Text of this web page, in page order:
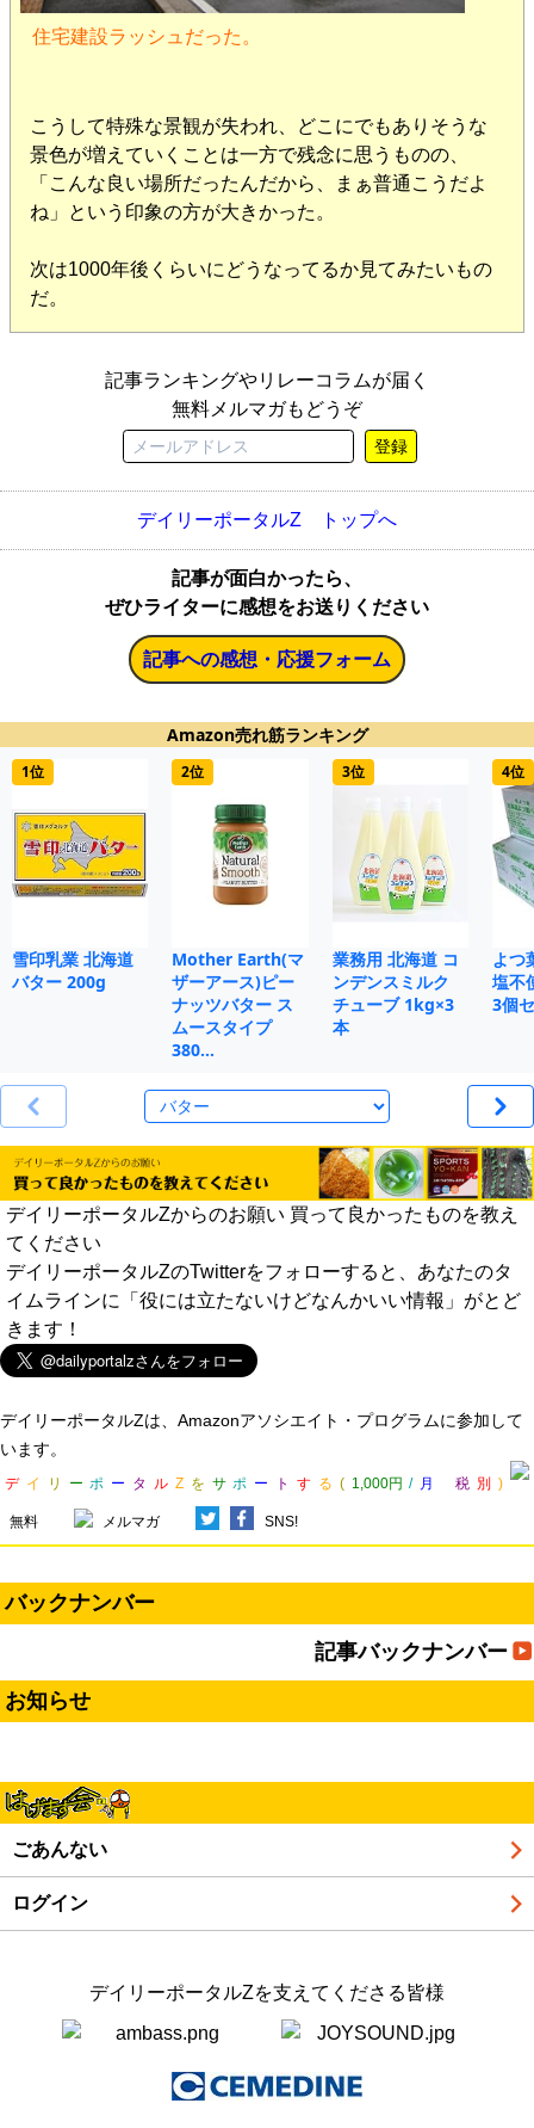
住宅建設ラッシュだった。
こうして特殊な景観が失われ、どこにでもありそうな
景色が増えていくことは一方で残念に思うものの、
「こんな良い場所だったんだから、まぁ普通こうだよ
ね」という印象の方が大きかった。
次は1000年後くらいにどうなってるか見てみたいもの
だ。
記事ランキングやリレーコラムが届く
無料メルマガもどうぞ
登録
デイリーポータルZ トップへ
記事が面白かったら、
ぜひライターに感想をお送りください
記事への感想・応援フォーム
Amazon売れ筋ランキング
1位
雪印乳業 北海道
バター 200g
2位
Mother Earth(マ
ザーアース)ピー
ナッツバター ス
ムースタイプ
380…
3位
業務用 北海道 コ
ンデンスミルク
チューブ 1kg×3
本
4位
よつ
塩不
3個
デイリーポータルZからのお願い 買って良かったものを教え
てください
デイリーポータルZのTwitterをフォローすると、あなたのタ
イムラインに「役には立たないけどなんかいい情報」がとど
きます！
デイリーポータルZは、Amazonアソシエイト・プログラムに参加して
います。
デ イ リ ー ポ ー タ ル Z を サ ポ ー ト す る ( 1,000円 / 月 税 別 )
無料 メルマガ SNS!
バックナンバー
記事バックナンバー
お知らせ
ごあんない
ログイン
デイリーポータルZを支えてくださる皆様